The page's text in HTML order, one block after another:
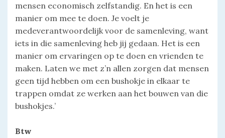
mensen economisch zelfstandig. En het is een
manier om mee te doen. Je voelt je
medeverantwoordelijk voor de samenleving, want
iets in die samenleving heb jij gedaan. Het is een
manier om ervaringen op te doen en vrienden te
maken. Laten we met z’n allen zorgen dat mensen
geen tijd hebben om een bushokje in elkaar te
trappen omdat ze werken aan het bouwen van die
bushokjes.’
Btw